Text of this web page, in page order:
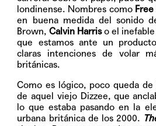
londinense. Nombres como
en buena medida del sonido
Brown, Calvin Harriso el inefable
que estamos ante un
claras intenciones de volar
británicas.
Como es lógico, poco queda
de aquel viejo Dizzee, que
lo que estaba pasando en la
urbana británica de los 2000.